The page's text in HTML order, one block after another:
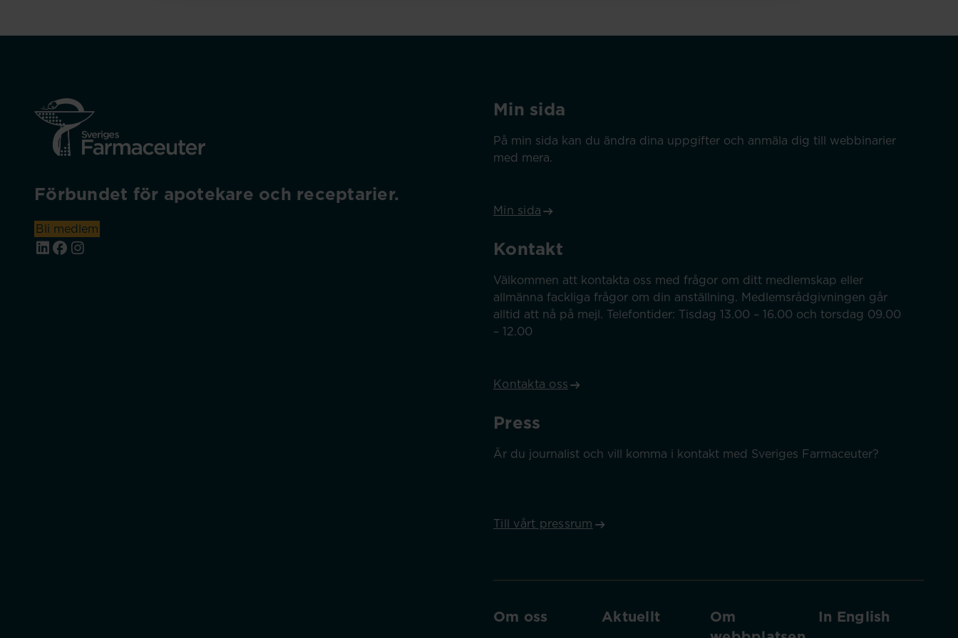
Förbundet för apotekare och receptarier.
Bli medlem
Min sida
På min sida kan du ändra dina uppgifter och anmäla dig till webbinarier
med mera.
Min sida
Kontakt
Välkommen att kontakta oss med frågor om ditt medlemskap eller
allmänna fackliga frågor om din anställning. Medlemsrådgivningen går
alltid att nå på mejl. Telefontider: Tisdag 13.00 – 16.00 och torsdag 09.00
– 12.00
Kontakta oss
Press
Är du journalist och vill komma i kontakt med Sveriges Farmaceuter?
Till vårt pressrum
Om oss Aktuellt
Om
In English